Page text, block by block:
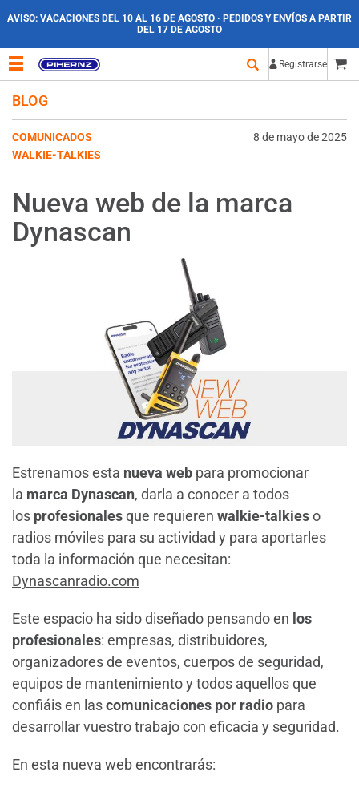
AVISO: VACACIONES DEL 10 AL 16 DE AGOSTO · PEDIDOS Y ENVÍOS A PARTIR
DEL 17 DE AGOSTO
Registrarse
BLOG
COMUNICADOS
WALKIE-TALKIES
8 de mayo de 2025
Nueva web de la marca
Dynascan
Estrenamos esta nueva web para promocionar
la marca Dynascan, darla a conocer a todos
los profesionalesque requieren walkie-talkieso
radios móviles para su actividad y para aportarles
toda la información que necesitan:
Dynascanradio.com
Este espacio ha sido diseñado pensando en los
profesionales: empresas, distribuidores,
organizadores de eventos, cuerpos de seguridad,
equipos de mantenimiento y todos aquellos que
confiáis en lascomunicaciones por radio para
desarrollar vuestro trabajo con eficacia y seguridad.
En esta nueva web encontrarás: